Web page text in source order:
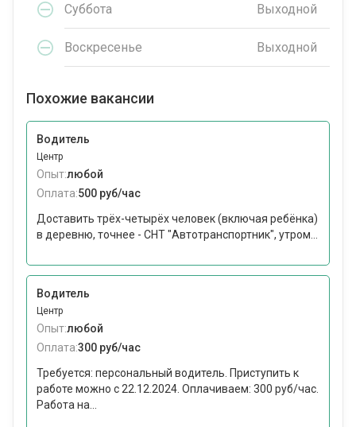
Суббота Выходной
Воскресенье Выходной
Похожие вакансии
Водитель
Центр
Опыт:любой
Оплата:500 руб/час
Доставить трёх-четырёх человек (включая ребёнка)
в деревню, точнее - СНТ "Автотранспортник", утром...
Водитель
Центр
Опыт:любой
Оплата:300 руб/час
Требуется: персональный водитель. Приступить к
работе можно c 22.12.2024. Оплачиваем: 300 руб/час.
Работа на...